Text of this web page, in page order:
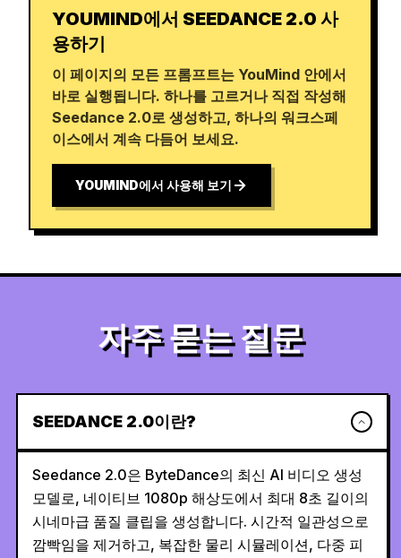
YOUMIND에서 SEEDANCE 2.0 사
용하기
이 페이지의 모든 프롬프트는 YouMind 안에서
바로 실행됩니다. 하나를 고르거나 직접 작성해
Seedance 2.0로 생성하고, 하나의 워크스페
이스에서 계속 다듬어 보세요.
YOUMIND에서 사용해 보기
자주 묻는 질문
SEEDANCE 2.0이란?
Seedance 2.0은 ByteDance의 최신 AI 비디오 생성
모델로, 네이티브 1080p 해상도에서 최대 8초 길이의
시네마급 품질 클립을 생성합니다. 시간적 일관성으로
깜빡임을 제거하고, 복잡한 물리 시뮬레이션, 다중 피